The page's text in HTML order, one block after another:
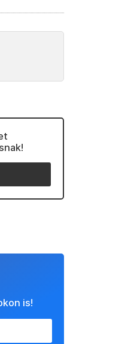
is!